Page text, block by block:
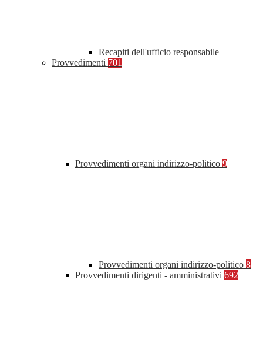
Recapiti dell'ufficio responsabile
Provvedimenti 701
Provvedimenti organi indirizzo-politico 9
Provvedimenti organi indirizzo-politico 8
Provvedimenti dirigenti - amministrativi 692